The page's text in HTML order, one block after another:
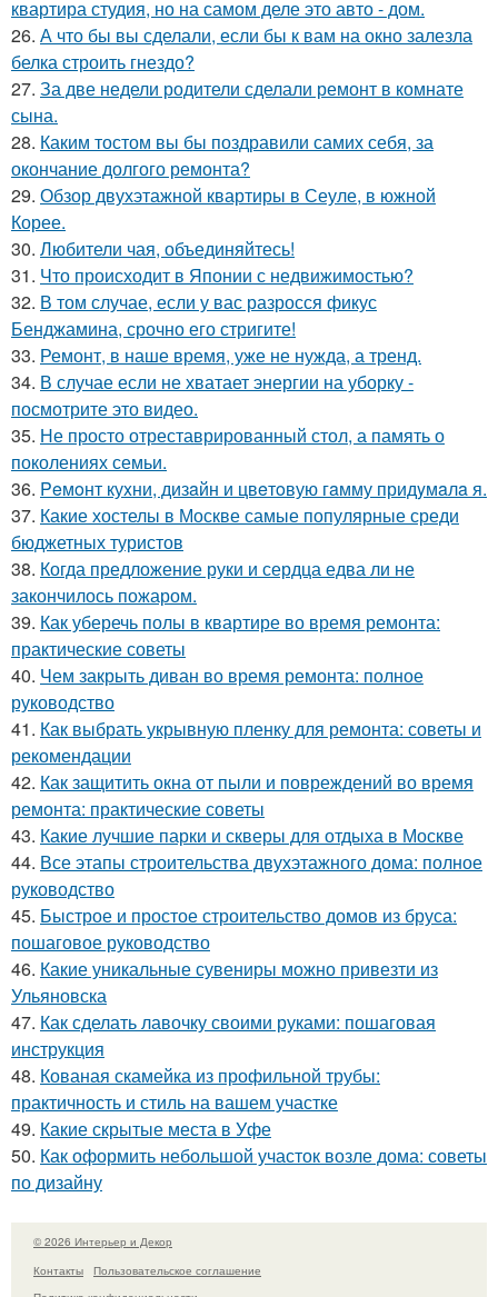
квартира студия, но на самом деле это авто - дом.
26. А что бы вы сделали, если бы к вам на окно залезла
белка строить гнездо?
27. За две недели родители сделали ремонт в комнате
сына.
28. Каким тостом вы бы поздравили самих себя, за
окончание долгого ремонта?
29. Обзор двухэтажной квартиры в Сеуле, в южной
Корее.
30. Любители чая, объединяйтесь!
31. Что происходит в Японии с недвижимостью?
32. В том случае, если у вас разросся фикус
Бенджамина, срочно его стригите!
33. Ремонт, в наше время, уже не нужда, а тренд.
34. В случае если не хватает энергии на уборку -
посмотрите это видео.
35. Не просто отреставрированный стол, а память о
поколениях семьи.
36. Peмoнт куxни, дизaйн и цвeтoвую гaмму придyмaлa я.
37. Какие хостелы в Москве самые популярные среди
бюджетных туристов
38. Когда предложение руки и сердца едва ли не
закончилось пожаром.
39. Как уберечь полы в квартире во время ремонта:
практические советы
40. Чем закрыть диван во время ремонта: полное
руководство
41. Как выбрать укрывную пленку для ремонта: советы и
рекомендации
42. Как защитить окна от пыли и повреждений во время
ремонта: практические советы
43. Какие лучшие парки и скверы для отдыха в Москве
44. Все этапы строительства двухэтажного дома: полное
руководство
45. Быстрое и простое строительство домов из бруса:
пошаговое руководство
46. Какие уникальные сувениры можно привезти из
Ульяновска
47. Как сделать лавочку своими руками: пошаговая
инструкция
48. Кованая скамейка из профильной трубы:
практичность и стиль на вашем участке
49. Какие скрытые места в Уфе
50. Как оформить небольшой участок возле дома: советы
по дизайну
© 2026 Интерьер и Декор
Контакты
Пользовательское соглашение